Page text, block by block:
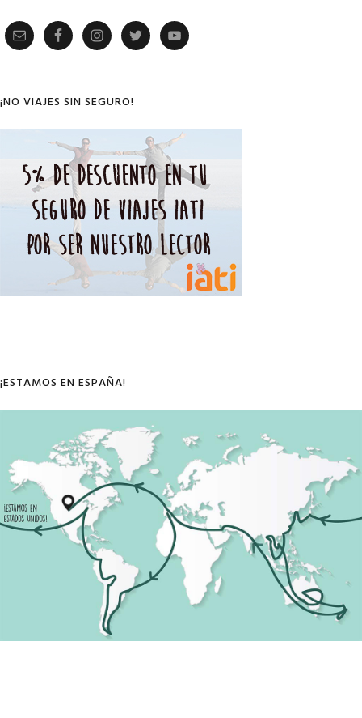
Primary
¡NO VIAJES SIN SEGURO!
¡ESTAMOS EN ESPAÑA!